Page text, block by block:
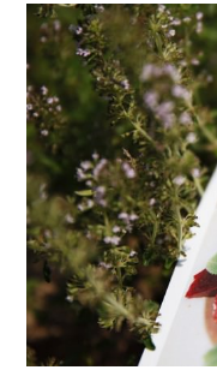
【
品
ラ
く
【
味
シ
も
【
ん
マ
野菜
料理の種類
調理法
イベント・ピ
【
け
け
【
ー
リ
柚
な